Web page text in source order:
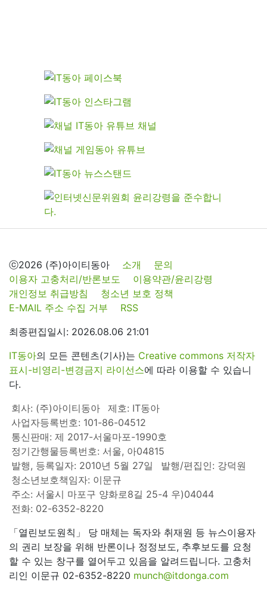
ⓒ2026 (주)아이티동아 소개
문의
이용자 고충처리/반론보도
이용약관/윤리강령
개인정보 취급방침
청소년 보호 정책
E-MAIL 주소 수집 거부
RSS
최종편집일시: 2026.08.06 21:01
IT동아의 모든 콘텐츠(기사)는 Creative commons 저작자
표시-비영리-변경금지 라이선스에 따라 이용할 수 있습니
다.
회사: (주)아이티동아
제호: IT동아
사업자등록번호: 101-86-04512
통신판매: 제 2017-서울마포-1990호
정기간행물등록번호: 서울, 아04815
발행, 등록일자: 2010년 5월 27일
발행/편집인: 강덕원
청소년보호책임자: 이문규
주소: 서울시 마포구 양화로8길 25-4 우)04044
전화: 02-6352-8220
「열린보도원칙」 당 매체는 독자와 취재원 등 뉴스이용자
의 권리 보장을 위해 반론이나 정정보도, 추후보도를 요청
할 수 있는 창구를 열어두고 있음을 알려드립니다. 고충처
리인 이문규 02-6352-8220 munch@itdonga.com